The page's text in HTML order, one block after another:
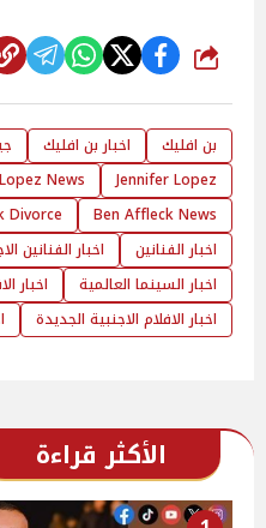
شارك
بن افليك اخبار بن افليك
Jennifer Lopez
News
Ben Affleck News
Divorce
اخبار الفنانين
اخبار الفنانين
اخبار السينما العالمية
اخبار
اخبار الافلام الاجنبية الجديدة
الأكثر قراءة